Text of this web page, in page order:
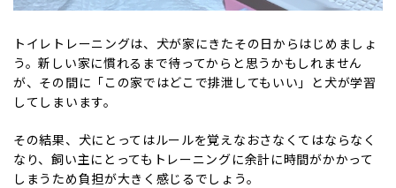
トイレトレーニングは、犬が家にきたその日からはじめましょ
う。新しい家に慣れるまで待ってからと思うかもしれません
が、その間に「この家ではどこで排泄してもいい」と犬が学習
してしまいます。
その結果、犬にとってはルールを覚えなおさなくてはならなく
なり、飼い主にとってもトレーニングに余計に時間がかかって
しまうため負担が大きく感じるでしょう。